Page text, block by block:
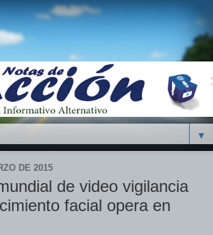
▼
DE 2015
de video vigilancia
facial opera en